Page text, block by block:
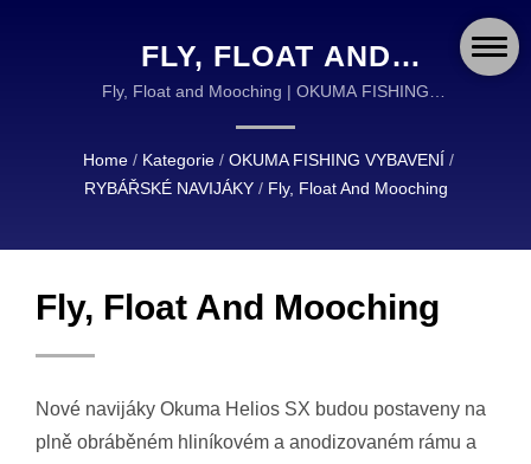
FLY, FLOAT AND
MOOCHING | OKUMA
FISHING: GLOBÁLNÍ LÍDR
V POKROČILÉM
Fly, Float and Mooching | OKUMA FISHING
VÝROBĚ VYSOCE KVALITNÍHO RYBÁŘSKÉHO
VYBAVENÍ.
Home / Kategorie / OKUMA FISHING VYBAVENÍ /
RYBÁŘSKÉ NAVIJÁKY / Fly, Float And Mooching
Fly, Float And Mooching
Nové navijáky Okuma Helios SX budou postaveny na
plně obráběném hliníkovém a anodizovaném rámu a